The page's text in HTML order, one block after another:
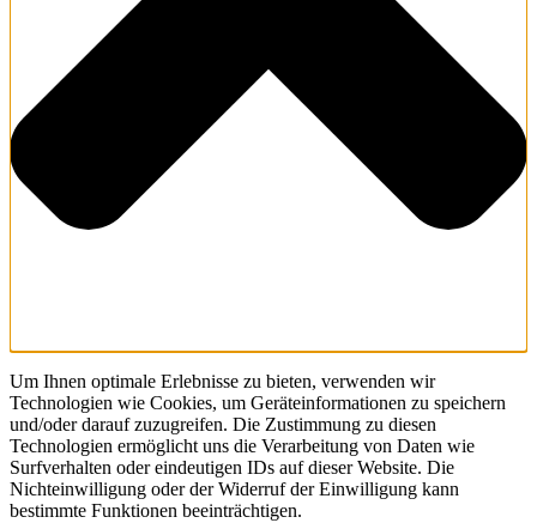
Um Ihnen optimale Erlebnisse zu bieten, verwenden wir
Technologien wie Cookies, um Geräteinformationen zu speichern
und/oder darauf zuzugreifen. Die Zustimmung zu diesen
Technologien ermöglicht uns die Verarbeitung von Daten wie
Surfverhalten oder eindeutigen IDs auf dieser Website. Die
Nichteinwilligung oder der Widerruf der Einwilligung kann
bestimmte Funktionen beeinträchtigen.